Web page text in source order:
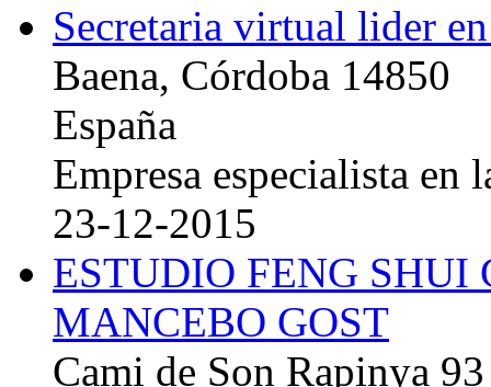
Secretaria virtual lider
Baena, Córdoba 14850
España
Empresa especialista en
23-12-2015
ESTUDIO FENG
MANCEBO GOST
Cami de Son Rapinya 93